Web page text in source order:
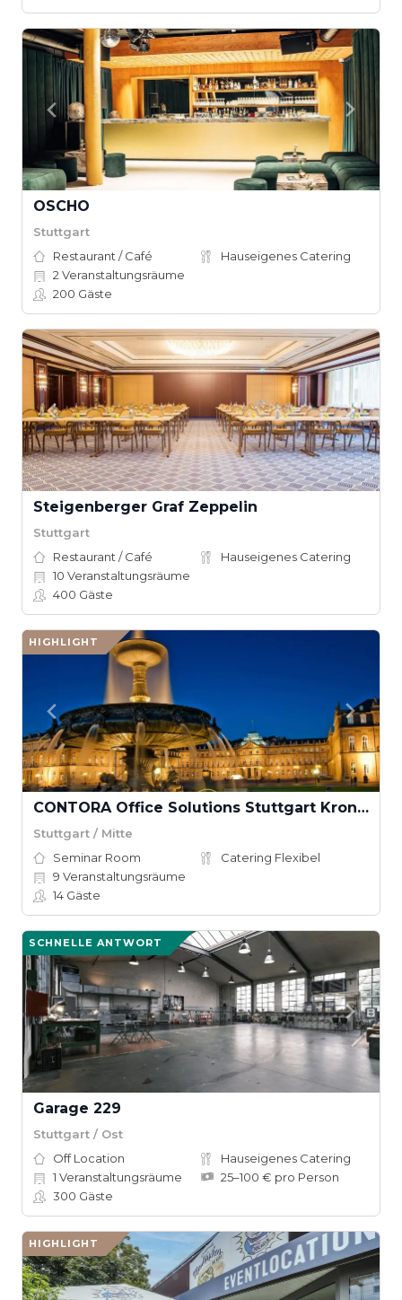
OSCHO
Stuttgart
Restaurant / Café
Hauseigenes Catering
2 Veranstaltungsräume
200 Gäste
Steigenberger Graf Zeppelin
Stuttgart
Restaurant / Café
Hauseigenes Catering
10 Veranstaltungsräume
400 Gäste
HIGHLIGHT
CONTORA Office Solutions Stuttgart Kronprinzenpalais
Stuttgart / Mitte
Seminar Room
Catering Flexibel
9 Veranstaltungsräume
14 Gäste
SCHNELLE ANTWORT
Garage 229
Stuttgart / Ost
Off Location
Hauseigenes Catering
1 Veranstaltungsräume
25–100 € pro Person
300 Gäste
HIGHLIGHT